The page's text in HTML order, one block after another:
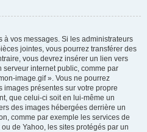
vos messages. Si les administrateurs
jointes, vous pourrez transférer des
vous devrez insérer un lien vers
internet public, comme par
image.gif ». Vous ne pourrez
présentes sur votre propre
que celui-ci soit en lui-même un
des images hébergées derrière un
comme par exemple les services de
de Yahoo, les sites protégés par un